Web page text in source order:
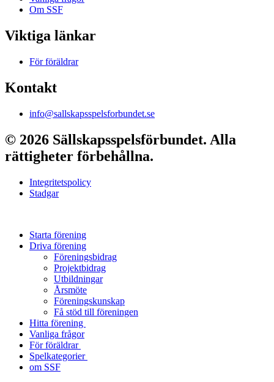
Om SSF
Viktiga länkar
För föräldrar
Kontakt
info@sallskapsspelsforbundet.se
© 2026 Sällskapsspelsförbundet. Alla
rättigheter förbehållna.
Integritetspolicy
Stadgar
Starta förening
Driva förening
Föreningsbidrag
Projektbidrag
Utbildningar
Årsmöte
Föreningskunskap
Få stöd till föreningen
Hitta förening
Vanliga frågor
För föräldrar
Spelkategorier
om SSF